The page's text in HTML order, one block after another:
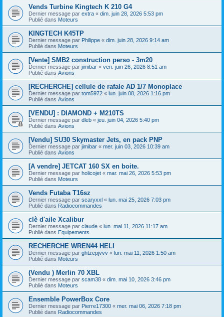
Vends Turbine Kingtech K 210 G4
Dernier message par extra « dim. juin 28, 2026 5:53 pm
Publié dans Moteurs
KINGTECH K45TP
Dernier message par Philippe « dim. juin 28, 2026 9:14 am
Publié dans Moteurs
[Vente] SMB2 construction perso - 3m20
Dernier message par jimibar « ven. juin 26, 2026 8:51 am
Publié dans Avions
[RECHERCHE] cellule de rafale AD 1/7 Monoplace
Dernier message par tom5972 « lun. juin 08, 2026 1:16 pm
Publié dans Avions
[VENDU] : DIAMOND + M210TS
Dernier message par dleb « jeu. juin 04, 2026 5:40 pm
Publié dans Avions
[Vendu] SU30 Skymaster Jets, en pack PNP
Dernier message par jimibar « mer. juin 03, 2026 10:39 am
Publié dans Avions
[A vendre] JETCAT 160 SX en boite.
Dernier message par holicojet « mar. mai 26, 2026 5:53 pm
Publié dans Moteurs
Vends Futaba T16sz
Dernier message par scaryxxl « lun. mai 25, 2026 7:03 pm
Publié dans Radiocommandes
clè d'aile Xcalibur
Dernier message par claude « lun. mai 11, 2026 11:17 am
Publié dans Equipements
RECHERCHE WREN44 HELI
Dernier message par ghtzepjvvv « lun. mai 11, 2026 1:50 am
Publié dans Moteurs
(Vendu ) Merlin 70 XBL
Dernier message par scam38 « dim. mai 10, 2026 3:46 pm
Publié dans Moteurs
Ensemble PowerBox Core
Dernier message par Pierre17300 « mer. mai 06, 2026 7:18 pm
Publié dans Radiocommandes